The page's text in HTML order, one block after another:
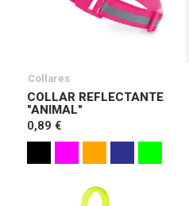
Collares
COLLAR REFLECTANTE
"ANIMAL"
0,89 €